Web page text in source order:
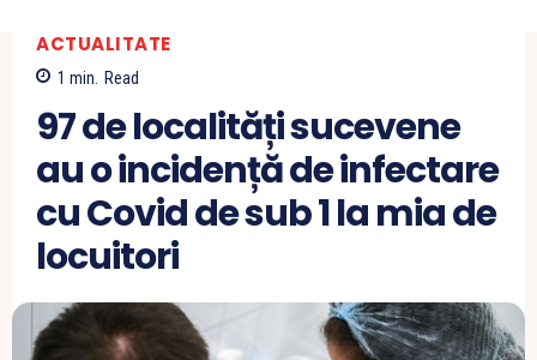
ACTUALITATE
1 min. Read
97 de localități sucevene
au o incidență de infectare
cu Covid de sub 1 la mia de
locuitori